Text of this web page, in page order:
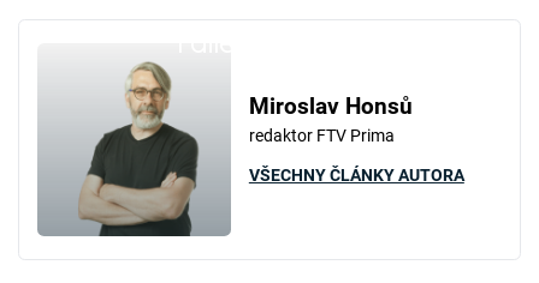
Miroslav Honsů
redaktor FTV Prima
VŠECHNY ČLÁNKY AUTORA